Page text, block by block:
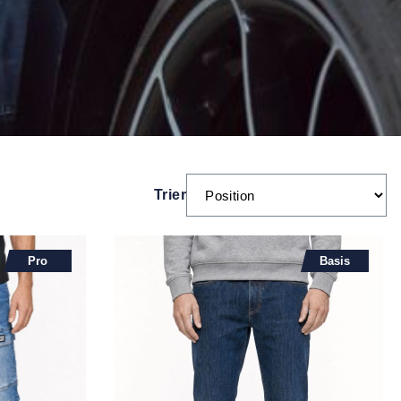
Trier
Pro Basis